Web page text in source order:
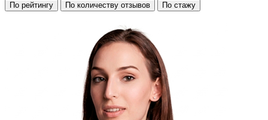
По рейтингу По количеству отзывов По стажу